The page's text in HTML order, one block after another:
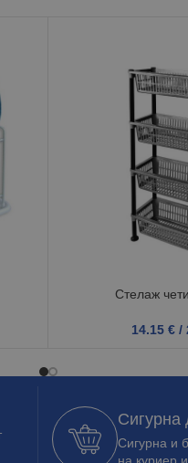
Стелаж
14.15 € /
Сигурна
Сигурна и